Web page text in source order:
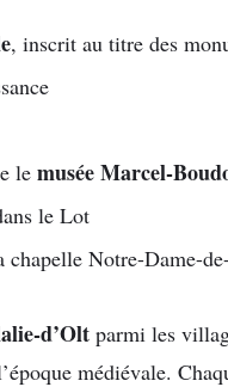
, inscrit au titre des
le musée Marcel-
le Lot
Notre-Dame-
d’Olt parmi les
médiévale.